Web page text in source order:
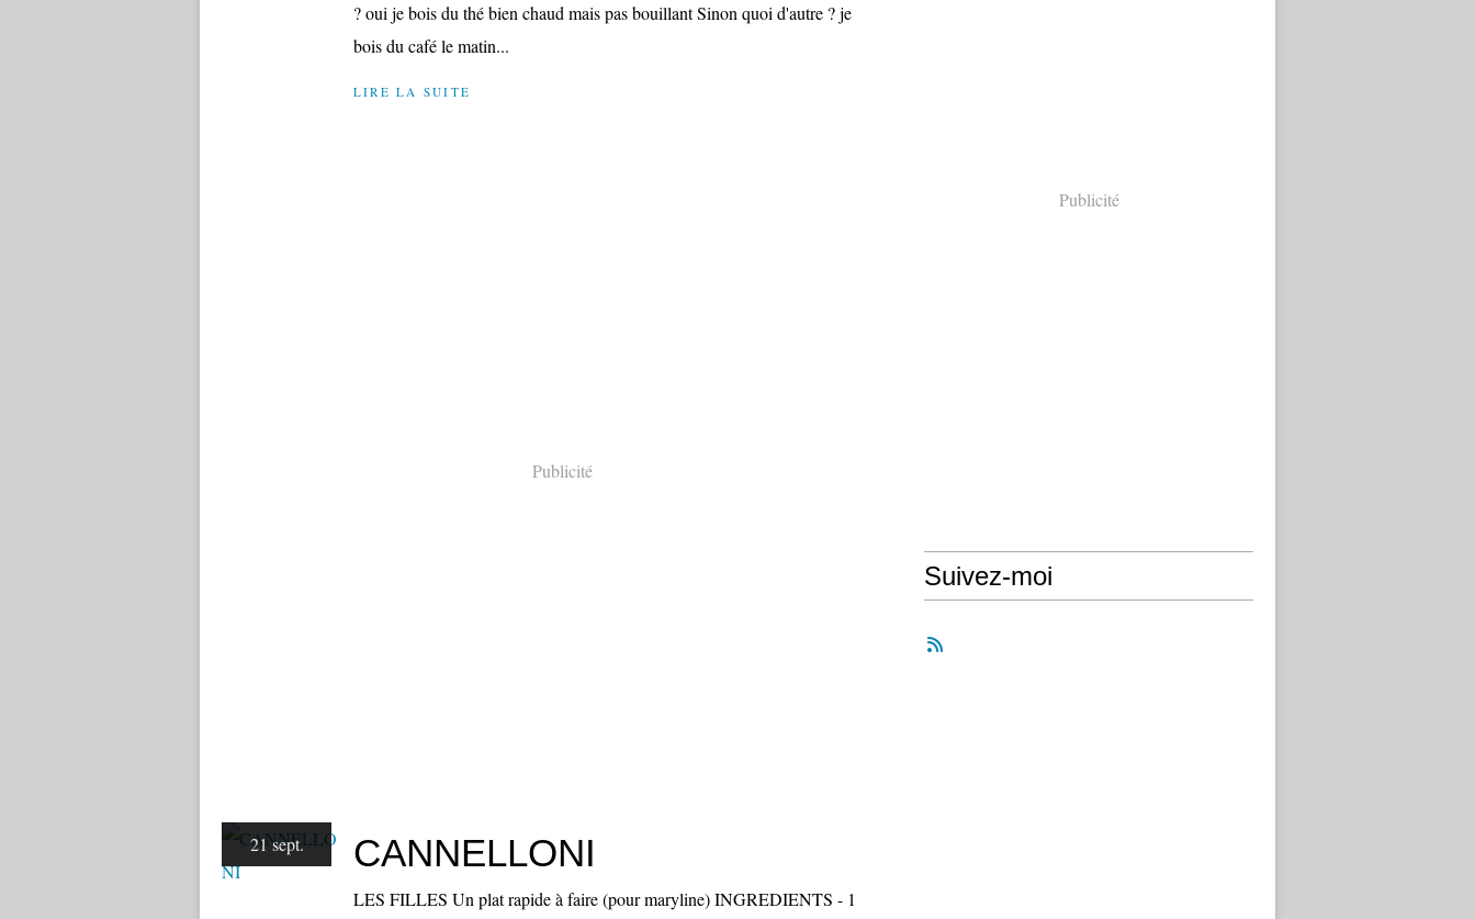
? oui je bois du thé bien chaud mais pas bouillant Sinon quoi d'autre ? je
bois du café le matin...
LIRE LA SUITE
Publicité
21 sept. CANNELLONI
LES FILLES Un plat rapide à faire (pour maryline) INGREDIENTS - 1
Publicité
Suivez-moi